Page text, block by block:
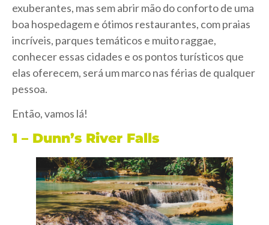
exuberantes, mas sem abrir mão do conforto de uma
boa hospedagem e ótimos restaurantes, com praias
incríveis, parques temáticos e muito raggae,
conhecer essas cidades e os pontos turísticos que
elas oferecem, será um marco nas férias de qualquer
pessoa.
Então, vamos lá!
1 – Dunn’s River Falls